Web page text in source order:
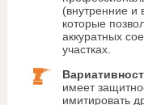
(внутренние и
которые
аккуратных
участках.
имеет
имитировать